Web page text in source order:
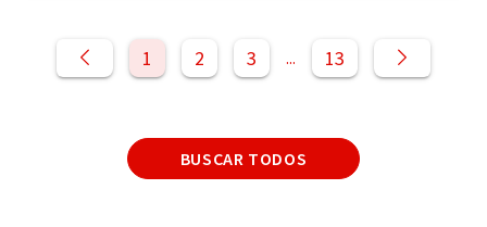
1 2 3 ... 13
BUSCAR TODOS